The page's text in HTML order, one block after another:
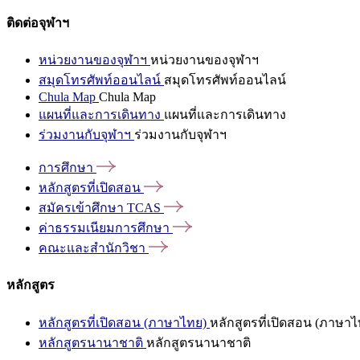
ติดต่อจุฬาฯ
หน่วยงานของจุฬาฯ หน่วยงานของจุฬาฯ
สมุดโทรศัพท์ออนไลน์ สมุดโทรศัพท์ออนไลน์
Chula Map Chula Map
แผนที่และการเดินทาง แผนที่และการเดินทาง
ร่วมงานกับจุฬาฯ ร่วมงานกับจุฬาฯ
การศึกษา
หลักสูตรที่เปิดสอน
สมัครเข้าศึกษา TCAS
ค่าธรรมเนียมการศึกษา
คณะและสำนักวิชา
หลักสูตร
หลักสูตรที่เปิดสอน (ภาษาไทย) หลักสูตรที่เปิดสอน (ภาษาไ
หลักสูตรนานาชาติ หลักสูตรนานาชาติ